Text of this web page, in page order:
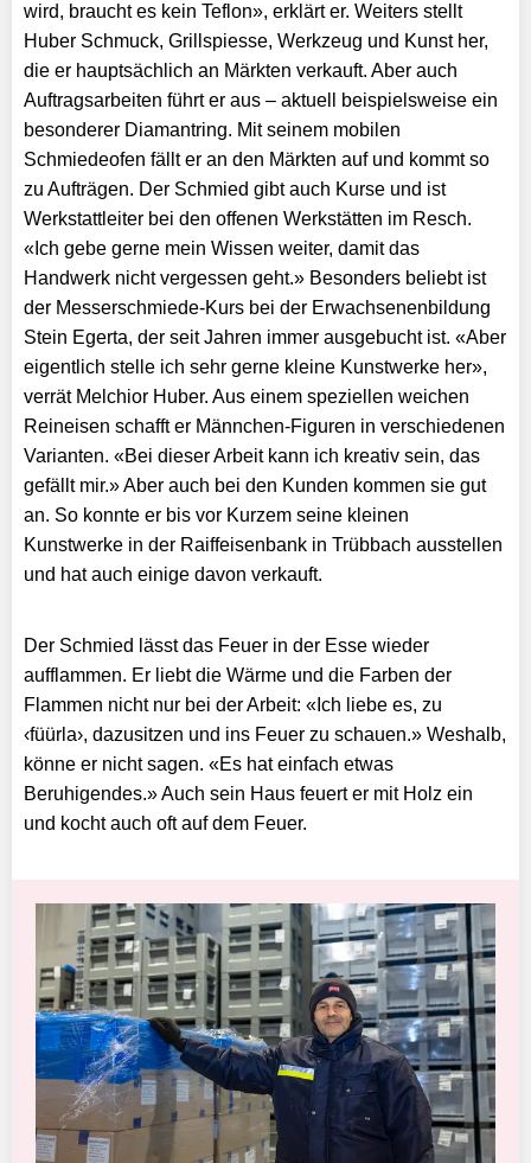
wird, braucht es kein Teflon», erklärt er. Weiters stellt
Huber Schmuck, Grillspiesse, Werkzeug und Kunst her,
die er hauptsächlich an Märkten verkauft. Aber auch
Auftragsarbeiten führt er aus – aktuell beispielsweise ein
besonderer Diamantring. Mit seinem mobilen
Schmiedeofen fällt er an den Märkten auf und kommt so
zu Aufträgen. Der Schmied gibt auch Kurse und ist
Werkstattleiter bei den offenen Werkstätten im Resch.
«Ich gebe gerne mein Wissen weiter, damit das
Handwerk nicht vergessen geht.» Besonders beliebt ist
der Messerschmiede-Kurs bei der Erwachsenenbildung
Stein Egerta, der seit Jahren immer ausgebucht ist. «Aber
eigentlich stelle ich sehr gerne kleine Kunstwerke her»,
verrät Melchior Huber. Aus einem speziellen weichen
Reineisen schafft er Männchen-Figuren in verschiedenen
Varianten. «Bei dieser Arbeit kann ich kreativ sein, das
gefällt mir.» Aber auch bei den Kunden kommen sie gut
an. So konnte er bis vor Kurzem seine kleinen
Kunstwerke in der Raiffeisenbank in Trübbach ausstellen
und hat auch einige davon verkauft.
Der Schmied lässt das Feuer in der Esse wieder
aufflammen. Er liebt die Wärme und die Farben der
Flammen nicht nur bei der Arbeit: «Ich liebe es, zu
‹füürla›, dazusitzen und ins Feuer zu schauen.» Weshalb,
könne er nicht sagen. «Es hat einfach etwas
Beruhigendes.» Auch sein Haus feuert er mit Holz ein
und kocht auch oft auf dem Feuer.